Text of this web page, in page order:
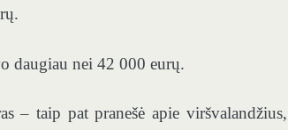
daugiau nei 42 000 eurų.
– taip pat pranešė apie viršvalandžius,